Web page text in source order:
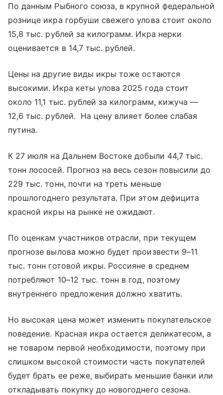
По данным Рыбного союза, в крупной федеральной
рознице икра горбуши свежего улова стоит около
15,8 тыс. рублей за килограмм. Икра нерки
оценивается в 14,7 тыс. рублей.
Цены на другие виды икры тоже остаются
высокими. Икра кеты улова 2025 года стоит
около 11,1 тыс. рублей за килограмм, кижуча —
12,6 тыс. рублей. На цену влияет более слабая
путина.
К 27 июля на Дальнем Востоке добыли 44,7 тыс.
тонн лососей. Прогноз на весь сезон повысили до
229 тыс. тонн, почти на треть меньше
прошлогоднего результата. При этом дефицита
красной икры на рынке не ожидают.
По оценкам участников отрасли, при текущем
прогнозе вылова можно будет произвести 9–11
тыс. тонн готовой икры. Россияне в среднем
потребляют 10–12 тыс. тонн в год, поэтому
внутреннего предложения должно хватить.
Но высокая цена может изменить покупательское
поведение. Красная икра остается деликатесом, а
не товаром первой необходимости, поэтому при
слишком высокой стоимости часть покупателей
будет брать ее реже, выбирать меньшие банки или
откладывать покупку до новогоднего сезона.